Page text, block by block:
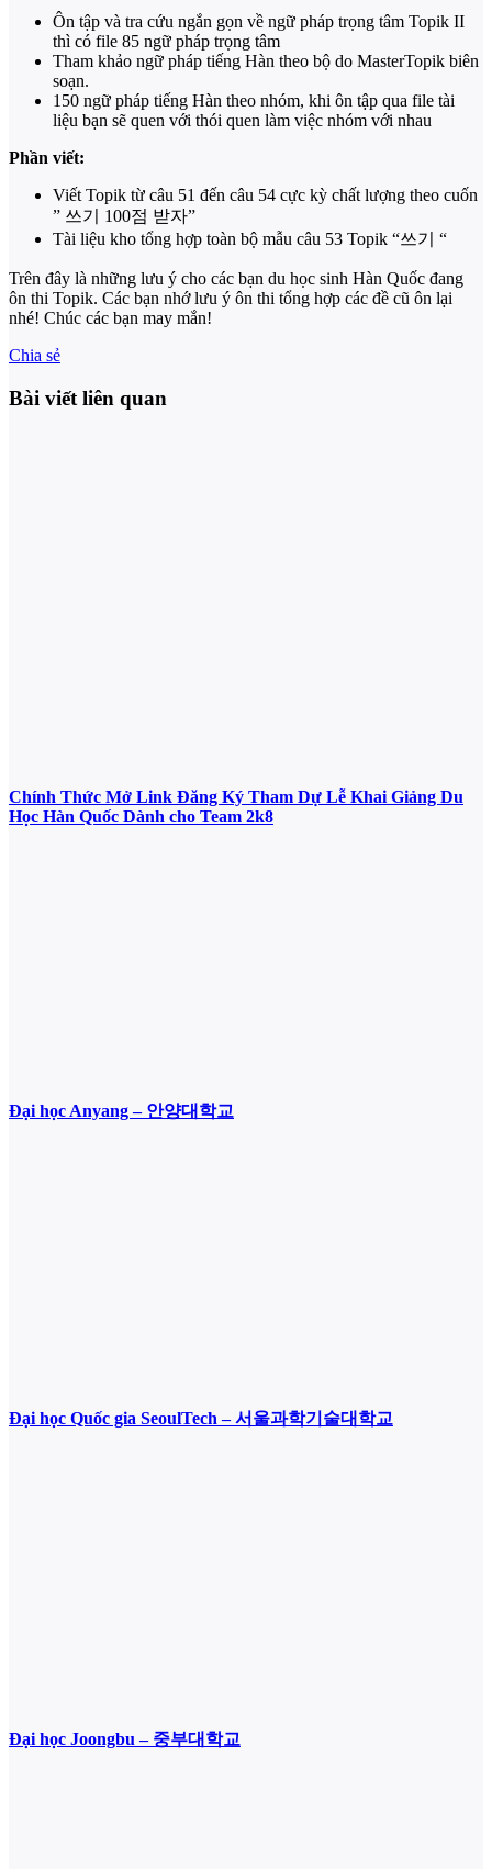
Ôn tập và tra cứu ngắn gọn về ngữ pháp trọng tâm Topik II
thì có file 85 ngữ pháp trọng tâm
Tham khảo ngữ pháp tiếng Hàn theo bộ do MasterTopik biên
soạn.
150 ngữ pháp tiếng Hàn theo nhóm, khi ôn tập qua file tài
liệu bạn sẽ quen với thói quen làm việc nhóm với nhau
Phần viết:
Viết Topik từ câu 51 đến câu 54 cực kỳ chất lượng theo cuốn
” 쓰기 100점 받자”
Tài liệu kho tổng hợp toàn bộ mẫu câu 53 Topik “쓰기 “
Trên đây là những lưu ý cho các bạn du học sinh Hàn Quốc đang
ôn thi Topik. Các bạn nhớ lưu ý ôn thi tổng hợp các đề cũ ôn lại
nhé! Chúc các bạn may mắn!
Chia sẻ
Bài viết liên quan
Chính Thức Mở Link Đăng Ký Tham Dự Lễ Khai Giảng Du
Học Hàn Quốc Dành cho Team 2k8
Đại học Anyang – 안양대학교
Đại học Quốc gia SeoulTech – 서울과학기술대학교
Đại học Joongbu – 중부대학교